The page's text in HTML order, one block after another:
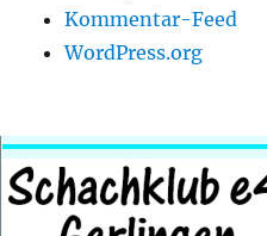
Kommentar-Feed
WordPress.org